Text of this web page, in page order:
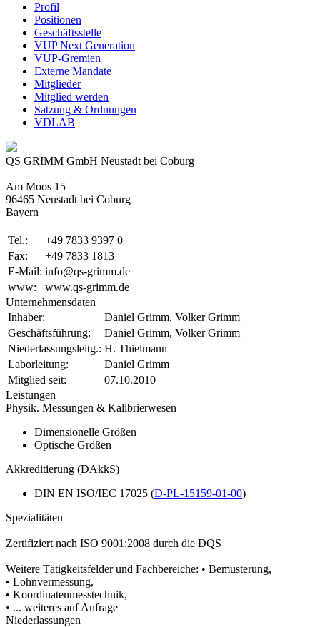
Profil
Positionen
Geschäftsstelle
VUP Next Generation
VUP-Gremien
Externe Mandate
Mitglieder
Mitglied werden
Satzung & Ordnungen
VDLAB
QS GRIMM GmbH Neustadt bei Coburg
Am Moos 15
96465 Neustadt bei Coburg
Bayern
Tel.:
+49 7833 9397 0
Fax:
+49 7833 1813
E-Mail: info@qs-grimm.de
www:
www.qs-grimm.de
Unternehmensdaten
Inhaber:
Daniel Grimm, Volker Grimm
Geschäftsführung:
Daniel Grimm, Volker Grimm
Niederlassungsleitg.: H. Thielmann
Laborleitung:
Daniel Grimm
Mitglied seit:
07.10.2010
Leistungen
Physik. Messungen & Kalibrierwesen
Dimensionelle Größen
Optische Größen
Akkreditierung (DAkkS)
DIN EN ISO/IEC 17025 (D-PL-15159-01-00)
Spezialitäten
Zertifiziert nach ISO 9001:2008 durch die DQS
Weitere Tätigkeitsfelder und Fachbereiche: • Bemusterung,
• Lohnvermessung,
• Koordinatenmesstechnik,
• ... weiteres auf Anfrage
Niederlassungen